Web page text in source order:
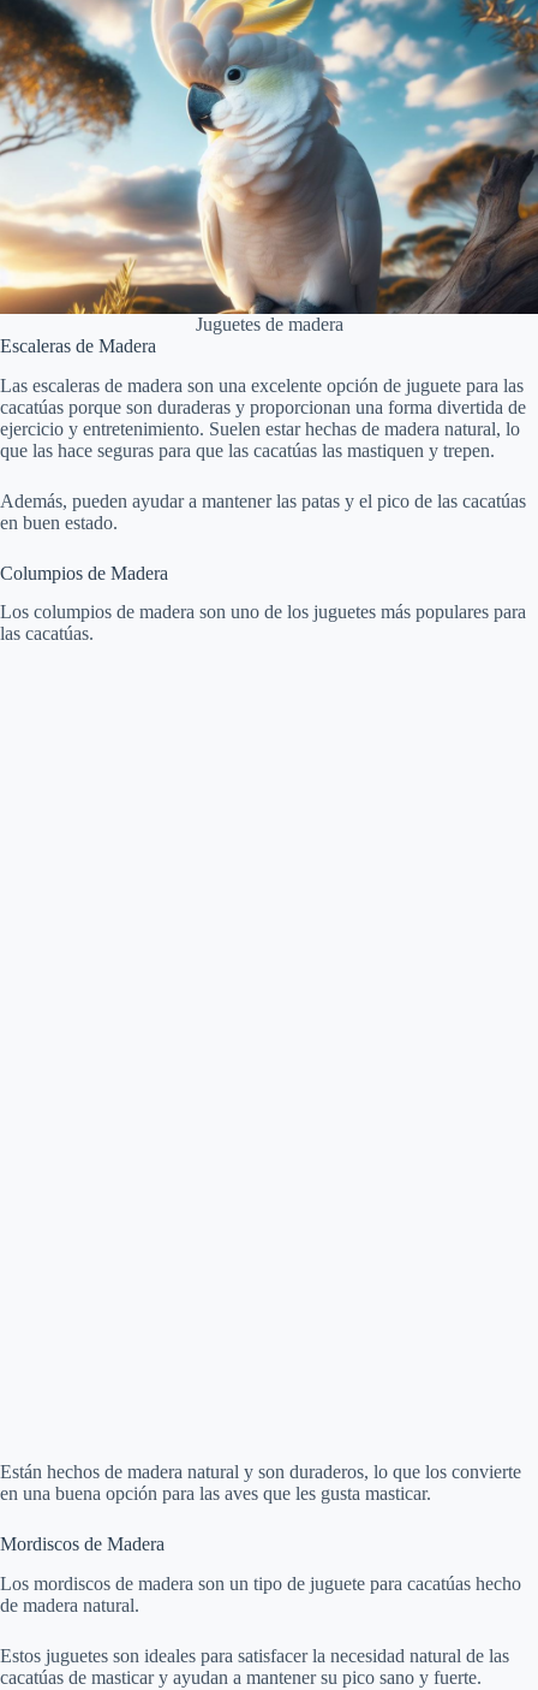
Juguetes de madera
Escaleras de Madera
Las escaleras de madera son una excelente opción de juguete para las
cacatúas porque son duraderas y proporcionan una forma divertida de
ejercicio y entretenimiento. Suelen estar hechas de madera natural, lo
que las hace seguras para que las cacatúas las mastiquen y trepen.
Además, pueden ayudar a mantener las patas y el pico de las cacatúas
en buen estado.
Columpios de Madera
Los columpios de madera son uno de los juguetes más populares para
las cacatúas.
Están hechos de madera natural y son duraderos, lo que los convierte
en una buena opción para las aves que les gusta masticar.
Mordiscos de Madera
Los mordiscos de madera son un tipo de juguete para cacatúas hecho
de madera natural.
Estos juguetes son ideales para satisfacer la necesidad natural de las
cacatúas de masticar y ayudan a mantener su pico sano y fuerte.